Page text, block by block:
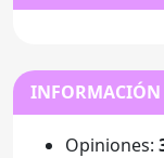
INFORMACIÓN
Opiniones: